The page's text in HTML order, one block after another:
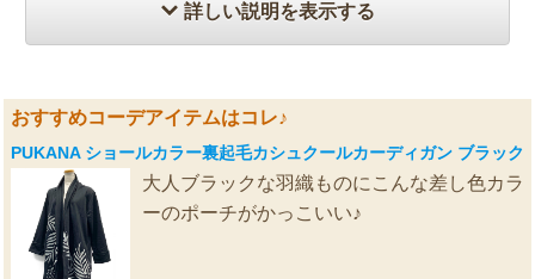
詳しい説明を表示する
おすすめコーデアイテムはコレ♪
PUKANA ショールカラー裏起毛カシュクールカーディガン ブラック
大人ブラックな羽織ものにこんな差し色カラ
ーのポーチがかっこいい♪